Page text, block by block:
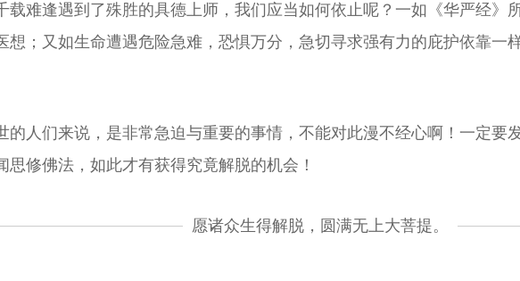
载难逢遇到了殊胜的具德上师，我们应当如何依止呢？一如《华严经》
想；又如生命遭遇危险急难，恐惧万分，急切寻求强有力的庇护依靠一
的人们来说，是非常急迫与重要的事情，不能对此漫不经心啊！一定要
修佛法，如此才有获得究竟解脱的机会！
愿诸众生得解脱，圆满无上大菩提。